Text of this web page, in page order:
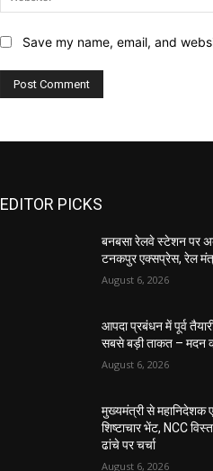
Save my name, email, and
EDITOR PICKS
बनबसा रेलवे स्टेशन पर
टनकपुर एक्सप्रेस, रेल
August 6, 2026
आपदा प्रबंधन में पूर्व
सबसे बड़ी ताकत – मदन
August 6, 2026
मुख्यमंत्री से महानिदेशक
शिष्टाचार भेंट, NCC
ढांचे पर चर्चा
August 6, 2026